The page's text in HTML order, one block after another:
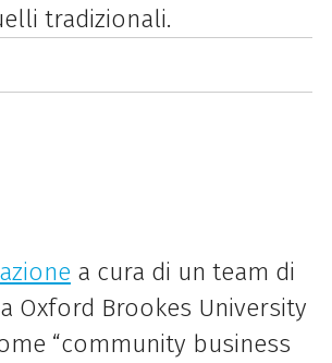
tradizionali.
a cura di un team di
Oxford Brookes University
“community business